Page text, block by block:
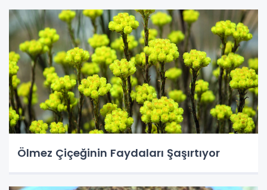
Ölmez Çiçeğinin Faydaları Şaşırtıyor